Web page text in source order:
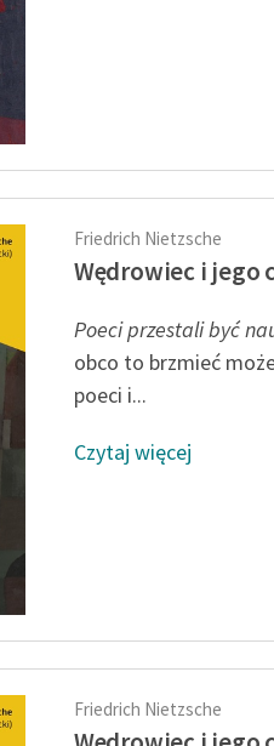
Friedrich Nietzsche
Wędrowiec i jego
Poeci przestali być
obco to brzmieć
poeci i...
Czytaj więcej
Friedrich Nietzsche